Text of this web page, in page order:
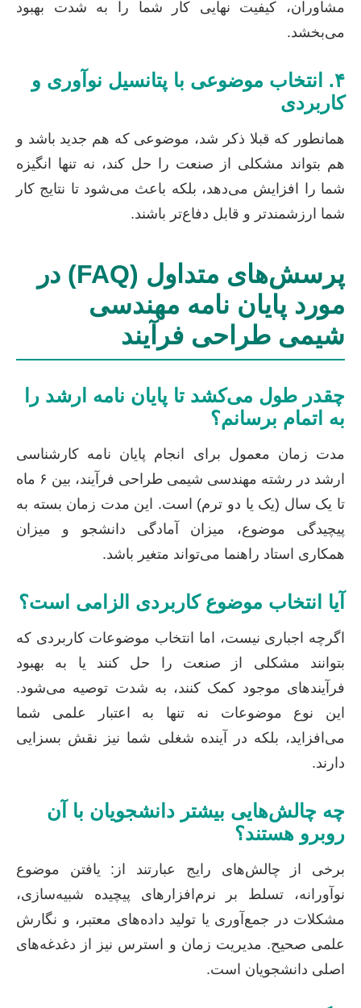
مشاوران، کیفیت نهایی کار شما را به شدت بهبود
می‌بخشد.
۴. انتخاب موضوعی با پتانسیل نوآوری و
کاربردی
همانطور که قبلا ذکر شد، موضوعی که هم جدید باشد و
هم بتواند مشکلی از صنعت را حل کند، نه تنها انگیزه
شما را افزایش می‌دهد، بلکه باعث می‌شود تا نتایج کار
شما ارزشمندتر و قابل دفاع‌تر باشند.
پرسش‌های متداول (FAQ) در
مورد پایان نامه مهندسی
شیمی طراحی فرآیند
چقدر طول می‌کشد تا پایان نامه ارشد را
به اتمام برسانم؟
مدت زمان معمول برای انجام پایان نامه کارشناسی
ارشد در رشته مهندسی شیمی طراحی فرآیند، بین ۶ ماه
تا یک سال (یک یا دو ترم) است. این مدت زمان بسته به
پیچیدگی موضوع، میزان آمادگی دانشجو و میزان
همکاری استاد راهنما می‌تواند متغیر باشد.
آیا انتخاب موضوع کاربردی الزامی است؟
اگرچه اجباری نیست، اما انتخاب موضوعات کاربردی که
بتوانند مشکلی از صنعت را حل کنند یا به بهبود
فرآیندهای موجود کمک کنند، به شدت توصیه می‌شود.
این نوع موضوعات نه تنها به اعتبار علمی شما
می‌افزاید، بلکه در آینده شغلی شما نیز نقش بسزایی
دارند.
چه چالش‌هایی بیشتر دانشجویان با آن
روبرو هستند؟
برخی از چالش‌های رایج عبارتند از: یافتن موضوع
نوآورانه، تسلط بر نرم‌افزارهای پیچیده شبیه‌سازی،
مشکلات در جمع‌آوری یا تولید داده‌های معتبر، و نگارش
علمی صحیح. مدیریت زمان و استرس نیز از دغدغه‌های
اصلی دانشجویان است.